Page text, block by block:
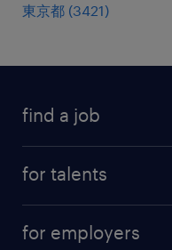
東京都 (3421)
find a job
for talents
for employers